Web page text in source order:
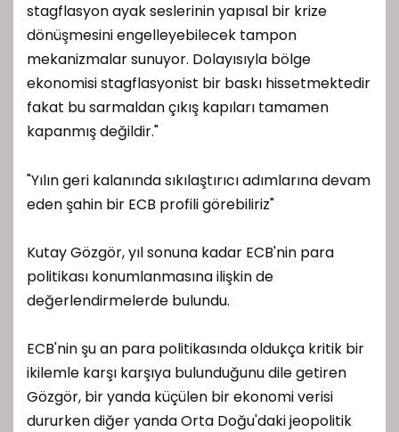
stagflasyon ayak seslerinin yapısal bir krize
dönüşmesini engelleyebilecek tampon
mekanizmalar sunuyor. Dolayısıyla bölge
ekonomisi stagflasyonist bir baskı hissetmektedir
fakat bu sarmaldan çıkış kapıları tamamen
kapanmış değildir."
"Yılın geri kalanında sıkılaştırıcı adımlarına devam
eden şahin bir ECB profili görebiliriz"
Kutay Gözgör, yıl sonuna kadar ECB'nin para
politikası konumlanmasına ilişkin de
değerlendirmelerde bulundu.
ECB'nin şu an para politikasında oldukça kritik bir
ikilemle karşı karşıya bulunduğunu dile getiren
Gözgör, bir yanda küçülen bir ekonomi verisi
dururken diğer yanda Orta Doğu'daki jeopolitik